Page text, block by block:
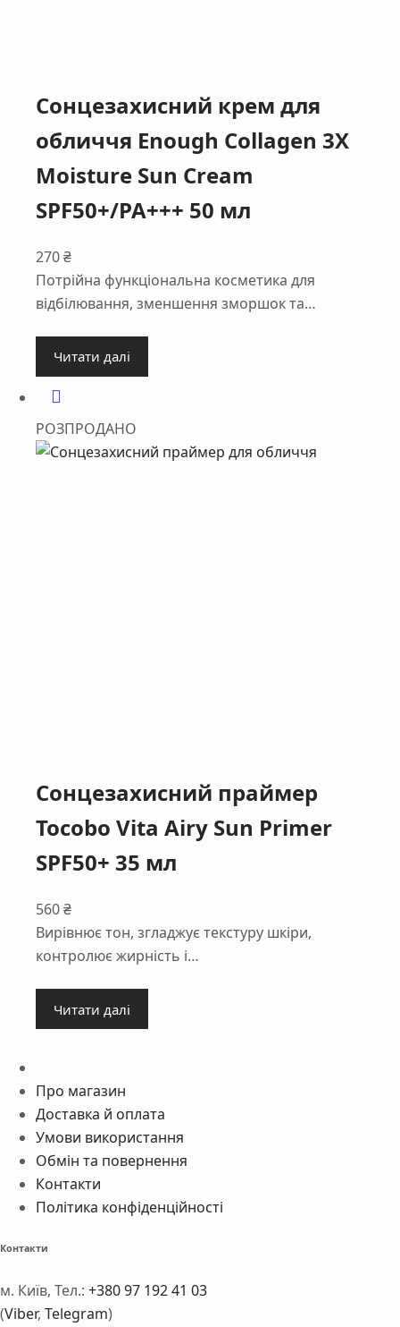
Сонцезахисний крем для
обличчя Enough Collagen 3Х
Moisture Sun Cream
SPF50+/PA+++ 50 мл
270₴
Потрійна функціональна косметика для
відбілювання, зменшення зморшок та…
Читати далі
РОЗПРОДАНО
Сонцезахисний праймер
Tocobo Vita Airy Sun Primer
SPF50+ 35 мл
560₴
Вирівнює тон, згладжує текстуру шкіри,
контролює жирність і…
Читати далі
Про магазин
Доставка й оплата
Умови використання
Обмін та повернення
Контакти
Політика конфіденційності
Контакти
м. Київ, Тел.: +380 97 192 41 03
(Viber, Telegram)